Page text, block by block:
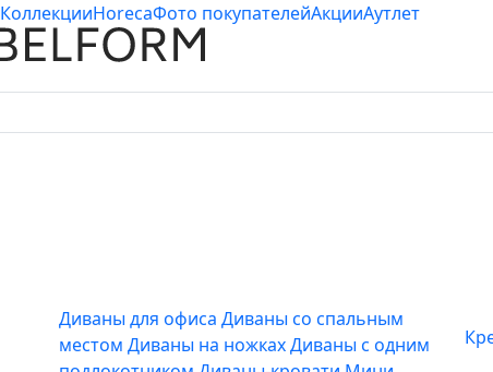
КоллекцииHorecaФото покупателейАкцииАутлет
Диваны для офиса Диваны со спальным
местом Диваны на ножкахДиваны с одним